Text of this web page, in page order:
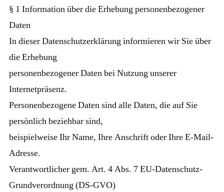
§ 1 Information über die Erhebung personenbezogener
Daten
In dieser Datenschutzerklärung informieren wir Sie über
die Erhebung
personenbezogener Daten bei Nutzung unserer
Internetpräsenz.
Personenbezogene Daten sind alle Daten, die auf Sie
persönlich beziehbar sind,
beispielweise Ihr Name, Ihre Anschrift oder Ihre E-Mail-
Adresse.
Verantwortlicher gem. Art. 4 Abs. 7 EU-Datenschutz-
Grundverordnung (DS-GVO)